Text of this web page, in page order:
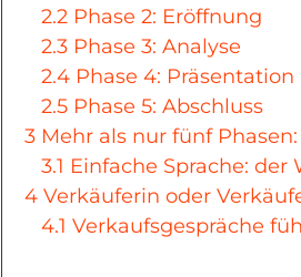
2.2 Phase 2: Eröffnung
2.3 Phase 3: Analyse
2.4 Phase 4: Präsentation
2.5 Phase 5: Abschluss
3 Mehr als nur fünf
3.1 Einfache Sprache: der
4 Verkäuferin oder
4.1 Verkaufsgespräche